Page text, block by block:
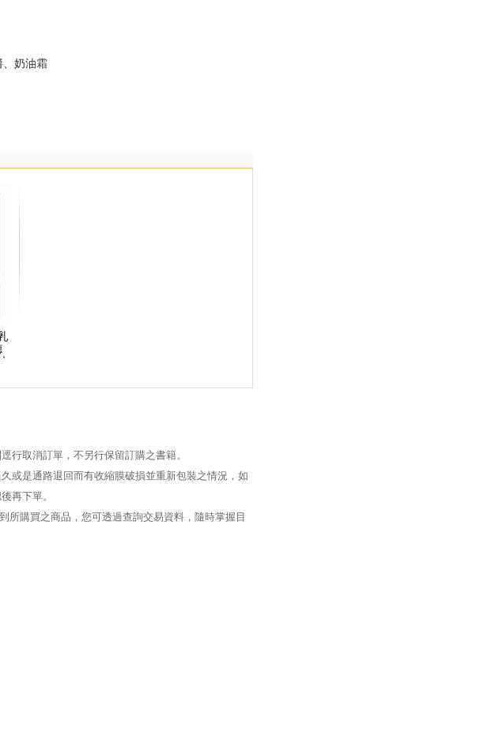
奶油霜
行取消訂單，不另行保留訂購之書籍。
或是通路退回而有收縮膜破損並重新包裝之情況，如
再下單。
所購買之商品，您可透過查詢交易資料，隨時掌握目